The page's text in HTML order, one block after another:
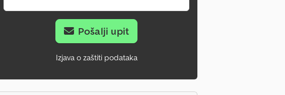
Pošalji upit
Izjava o zaštiti podataka